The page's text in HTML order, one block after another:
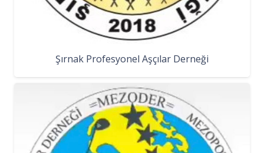
Şırnak Profesyonel Aşçılar Derneği